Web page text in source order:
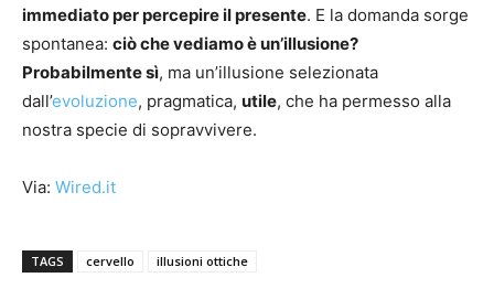
immediato per percepire il presente. E la domanda sorge
spontanea: ciò che vediamo è un’illusione?
Probabilmente sì, ma un’illusione selezionata
dall’evoluzione, pragmatica, utile, che ha permesso alla
nostra specie di sopravvivere.
Via: Wired.it
TAGS cervello illusioni ottiche